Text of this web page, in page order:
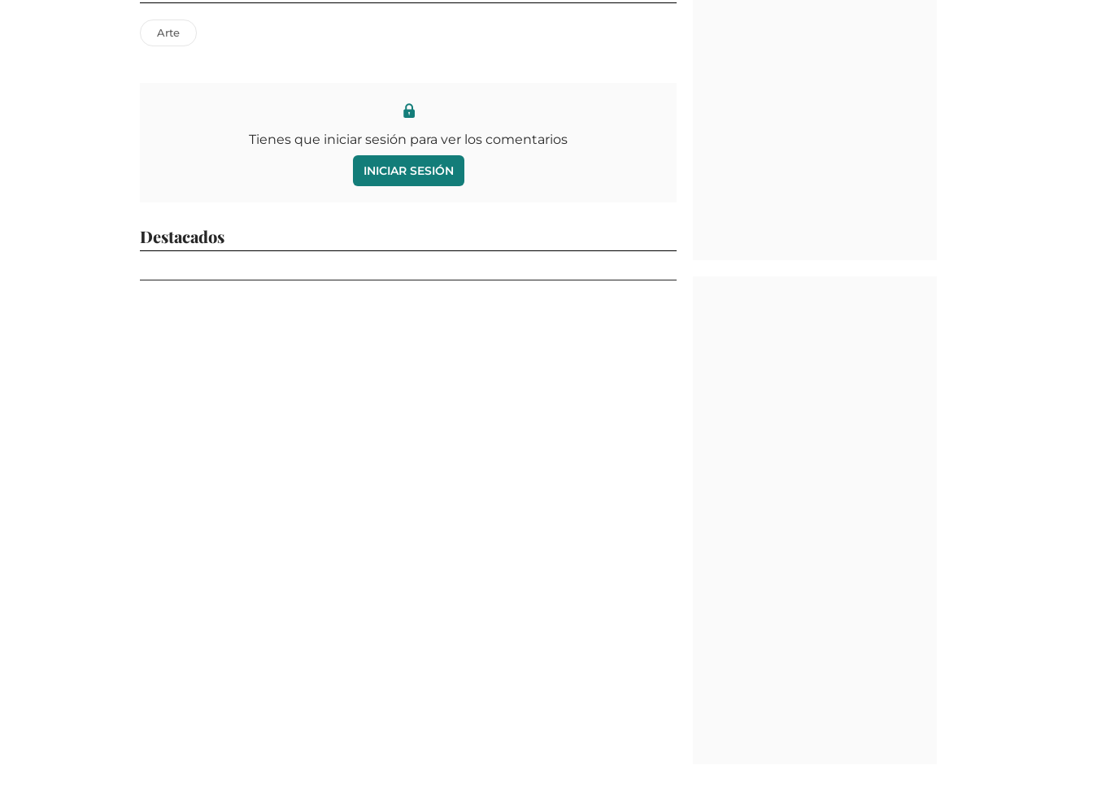
Arte
Tienes que iniciar sesión para ver los comentarios
INICIAR SESIÓN
Destacados